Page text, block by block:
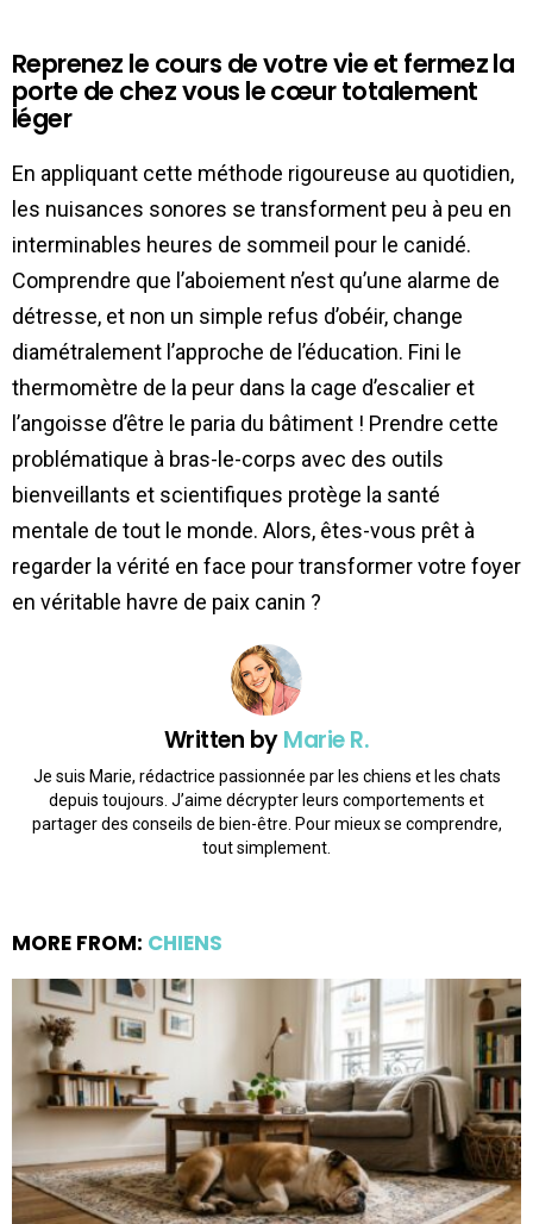
Reprenez le cours de votre vie et fermez la
porte de chez vous le cœur totalement
léger
En appliquant cette méthode rigoureuse au quotidien,
les nuisances sonores se transforment peu à peu en
interminables heures de sommeil pour le canidé.
Comprendre que l’aboiement n’est qu’une alarme de
détresse, et non un simple refus d’obéir, change
diamétralement l’approche de l’éducation. Fini le
thermomètre de la peur dans la cage d’escalier et
l’angoisse d’être le paria du bâtiment ! Prendre cette
problématique à bras-le-corps avec des outils
bienveillants et scientifiques protège la santé
mentale de tout le monde. Alors, êtes-vous prêt à
regarder la vérité en face pour transformer votre foyer
en véritable havre de paix canin ?
Written byMarie R.
Je suis Marie, rédactrice passionnée par les chiens et les chats
depuis toujours. J’aime décrypter leurs comportements et
partager des conseils de bien-être. Pour mieux se comprendre,
tout simplement.
MORE FROM: CHIENS